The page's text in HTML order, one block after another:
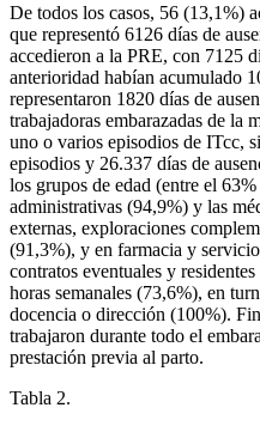
De todos los casos, 56 (13,1%)
que representó 6126 días de
accedieron a la PRE, con 7125
anterioridad habían acumulado
representaron 1820 días de
trabajadoras embarazadas de la
uno o varios episodios de ITcc,
episodios y 26.337 días de
los grupos de edad (entre el
administrativas (94,9%) y las
externas, exploraciones
(91,3%), y en farmacia y
contratos eventuales y
horas semanales (73,6%), en
docencia o dirección (100%).
trabajaron durante todo el
prestación previa al parto.
Tabla 2.